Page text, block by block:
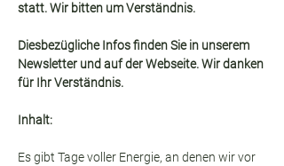
statt. Wir bitten um Verständnis.
Diesbezügliche Infos finden Sie in unserem
Newsletter und auf der Webseite. Wir danken
für Ihr Verständnis.
Inhalt:
Es gibt Tage voller Energie, an denen wir vor